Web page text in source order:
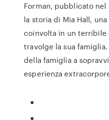
Forman, pubblicato nel
la storia di Mia Hall,
coinvolta in un
travolge la sua
della famiglia a
esperienza